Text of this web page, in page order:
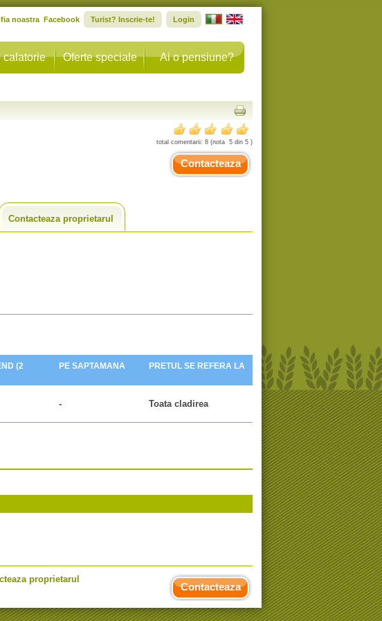
calatorie Oferte speciale Ai o pensiune?
noastra Facebook Turist? Inscrie-te! Login
total comentarii: 8 (nota 5 din 5 )
Contacteaza
Contacteaza proprietarul
(2
PE SAPTAMANA PRETUL SE REFERA LA
- Toata cladirea
proprietarul
Contacteaza